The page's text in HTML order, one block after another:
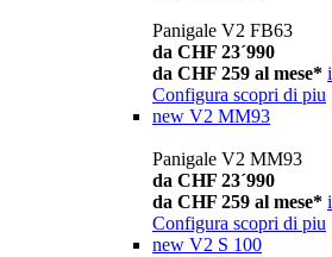
Panigale V2 FB63
da CHF 23´990
da CHF 259 al mese* i
Configura scopri di piu
new V2 MM93
Panigale V2 MM93
da CHF 23´990
da CHF 259 al mese* i
Configura scopri di piu
new V2 S 100